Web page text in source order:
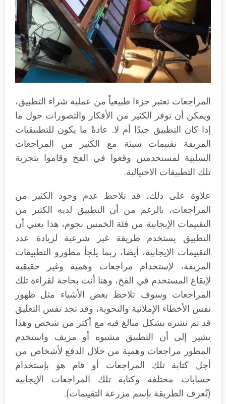
المراجعات تعتبر جزءا طبيعياً من عملية شراء التطبيق،
ويمكن أن توفر الكثير من الأفكار والتصورات حول ما
إذا كان التطبيق جيدًا أم لا. عادةً ما يكون للتطبيقيات
المزيفة تقييمات سيئة مع الكثير من المراجعات
السلبية لمستخدمين وقعوا في الفخ وقاموا بتجربة
تلك التطبيقات الاحتيالية.
علاوة على ذلك، قد تلاحظ عدم وجود الكثير من
المراجعات، بالرغم من أن التطبيق لديه الكثير من
التقييمات الإيجابية من فئة الخمس نجوم، هذا يعني أن
التطبيق يستخدم طريقة غير شرعية لزيادة عدد
التقييمات الإيجابية، أيضا، ربما يلجأ مطورو التطبيقات
المزيفة، لإستخدام مراجعات وهمية وغير حقيقية
لإيقاع المستخدم في الفخ، وهنا أنت بحاجة لقراءة تلك
المراجعات وسوف تلاحظ بعض الأشياء مثل ظهور
نفس الأخطاء الإملائية والنحوية، وقد تجد نفس التعليق
قد تم نشره بشكل مبالغ فيه مع أكثر من شخص وهذا
يشير إلى أن التطبيق مشبوه أو مزيف واستخدم
المطور مراجعات وهمية من خلال الدفع لأشخاص من
أجل كتابة تلك المراجعات أو قام هو بإستخدام
حسابات مختلفة وكتابة تلك المراجعات الإيجابية
(تُعرف الطريقة بإسم مزرعة التقييمات).